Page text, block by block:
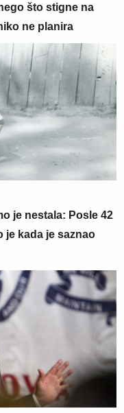
što stigne na
ne planira
je nestala: Posle 42
je kada je saznao